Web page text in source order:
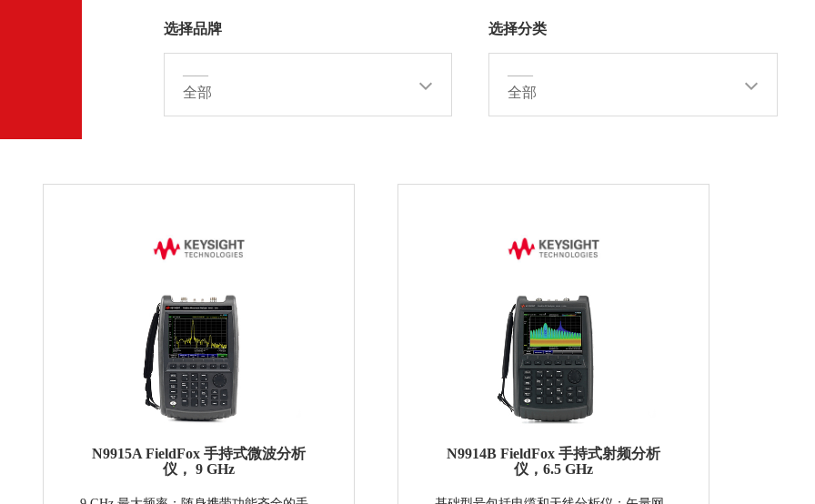
选择品牌
——
全部
选择分类
——
全部
N9915A FieldFox 手持式微波分析
仪， 9 GHz
N9914B FieldFox 手持式射频分析
仪，6.5 GHz